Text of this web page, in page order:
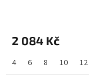
2 084 Kč
4 6 8 10 12